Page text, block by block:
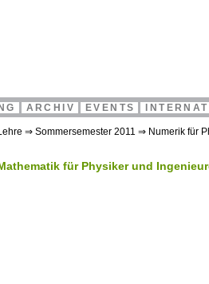
ARCHIV EVENTS
⇒ Sommersemester 2011 ⇒ Numerik für
für Physiker und